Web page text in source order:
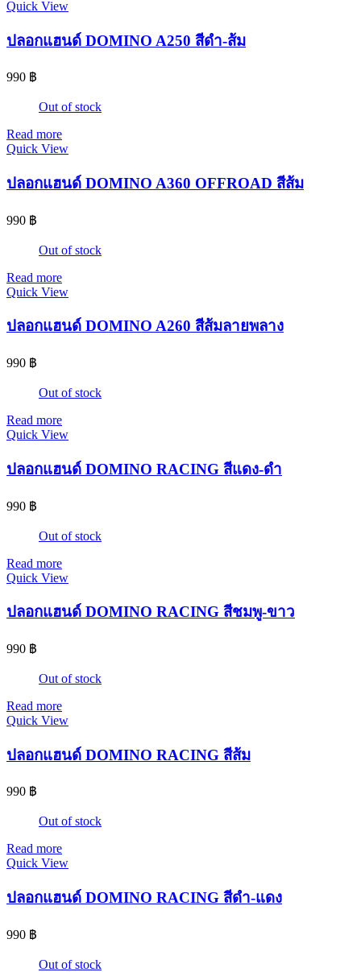
Quick View
ปลอกแฮนด์ DOMINO A250 สีดำ-ส้ม
990 ฿
Out of stock
Read more
Quick View
ปลอกแฮนด์ DOMINO A360 OFFROAD สีส้ม
990 ฿
Out of stock
Read more
Quick View
ปลอกแฮนด์ DOMINO A260 สีส้มลายพลาง
990 ฿
Out of stock
Read more
Quick View
ปลอกแฮนด์ DOMINO RACING สีแดง-ดำ
990 ฿
Out of stock
Read more
Quick View
ปลอกแฮนด์ DOMINO RACING สีชมพู-ขาว
990 ฿
Out of stock
Read more
Quick View
ปลอกแฮนด์ DOMINO RACING สีส้ม
990 ฿
Out of stock
Read more
Quick View
ปลอกแฮนด์ DOMINO RACING สีดำ-แดง
990 ฿
Out of stock